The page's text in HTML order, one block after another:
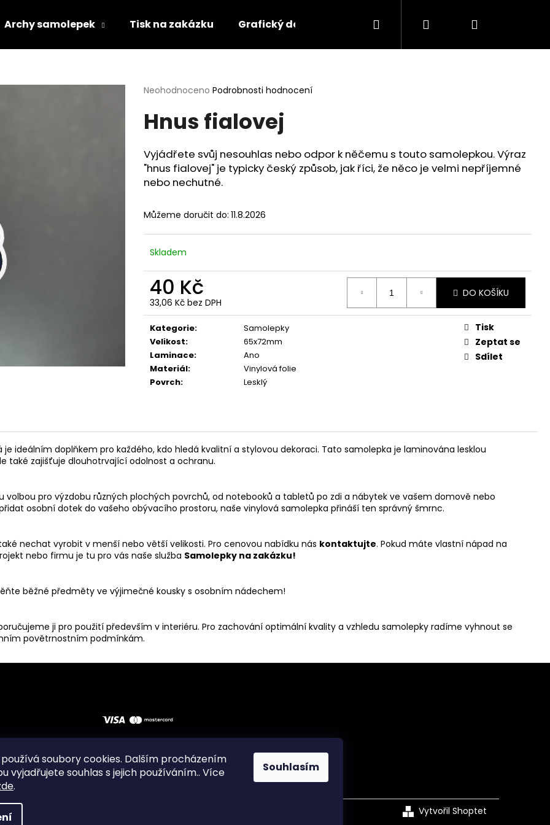
soubory cookies. Dalším procházením
vyjadřujete souhlas s jejich používáním.. Více
.
Souhlasím
Archy samolepek Tisk na zakázku Grafický design Kontakty Přihlášení
Průměrné
produktu
je
z
5
hvězdiček.
Neohodnoceno Podrobnosti hodnocení
Hnus fialovej
Vyjádřete svůj nesouhlas nebo odpor k něčemu s touto samolepkou. Výraz
"hnus fialovej" je typicky český způsob, jak říci, že něco je velmi nepříjemné
nebo nechutné.
Můžeme doručit do: 11.8.2026
Skladem
40 Kč
33,06 Kč bez DPH
Měrná
cena:
DO KOŠÍKU
Kategorie:
Samolepky
Velikost:
65x72mm
Laminace:
Ano
Materiál:
Vinylová folie
Povrch: Lesklý
Tisk
Zeptat se
Sdílet
ideálním doplňkem pro každého, kdo hledá kvalitní a stylovou dekoraci. Tato samolepka je laminována lesklou
také zajišťuje dlouhotrvající odolnost a ochranu.
volbou pro výzdobu různých plochých povrchů, od notebooků a tabletů po zdi a nábytek ve vašem domově nebo
osobní dotek do vašeho obývacího prostoru, naše vinylová samolepka přináší ten správný šmrnc.
nechat vyrobit v menší nebo větší velikosti. Pro cenovou nabídku nás kontaktujte. Pokud máte vlastní nápad na
nebo firmu je tu pro vás naše služba Samolepky na zakázku!
běžné předměty ve výjimečné kousky s osobním nádechem!
ji pro použití především v interiéru. Pro zachování optimální kvality a vzhledu samolepky radíme vyhnout se
povětrnostním podmínkám.
HLEDAT
Následující
49 Kč
podmínky Zásady ochrany osobních údajů Instagram Facebook
Vytvořil Shoptet